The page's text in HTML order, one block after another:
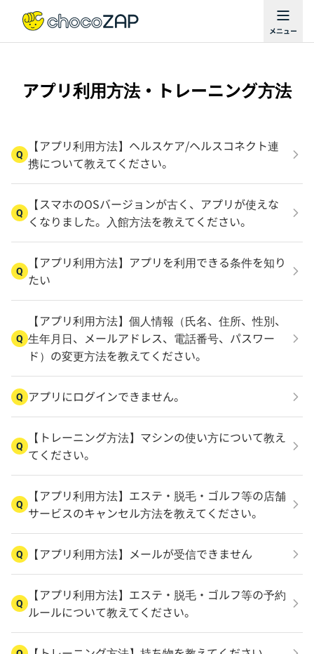
アプリ利用方法・トレーニング方法
Q
【アプリ利用方法】ヘルスケア/ヘルスコネクト連
携について教えてください。
Q
【スマホのOSバージョンが古く、アプリが使えな
くなりました。入館方法を教えてください。
Q
【アプリ利用方法】アプリを利用できる条件を知り
たい
Q
【アプリ利用方法】個人情報（氏名、住所、性別、
生年月日、メールアドレス、電話番号、パスワー
ド）の変更方法を教えてください。
Q アプリにログインできません。
Q
【トレーニング方法】マシンの使い方について教え
てください。
Q
【アプリ利用方法】エステ・脱毛・ゴルフ等の店舗
サービスのキャンセル方法を教えてください。
Q 【アプリ利用方法】メールが受信できません
Q
【アプリ利用方法】エステ・脱毛・ゴルフ等の予約
ルールについて教えてください。